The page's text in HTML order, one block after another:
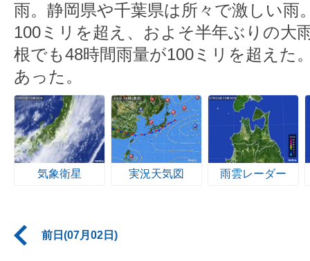
雨。静岡県や千葉県は所々で激しい雨
100ミリを超え、およそ半年ぶりの大
根でも48時間雨量が100ミリを超えた
あった。
気象衛星 実況天気図 雨雲レーダー
前日(07月02日)